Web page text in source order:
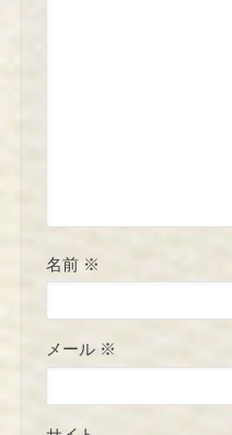
名前 ※
メール ※